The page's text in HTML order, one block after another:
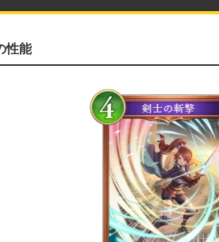
性能